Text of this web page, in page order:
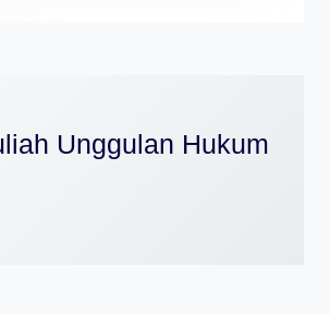
Unggulan Hukum